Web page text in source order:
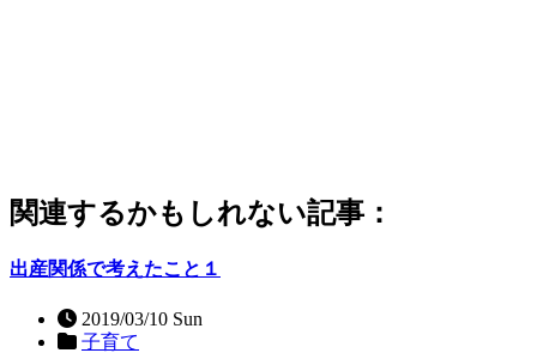
関連するかもしれない記事：
出産関係で考えたこと１
2019/03/10 Sun
子育て